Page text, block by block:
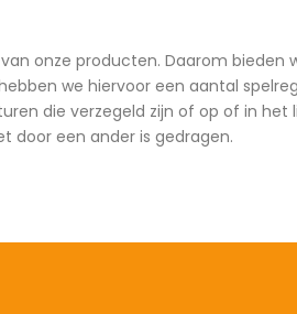
onze producten. Daarom
we hiervoor een aantal
die verzegeld zijn of op of in
door een ander is gedragen.